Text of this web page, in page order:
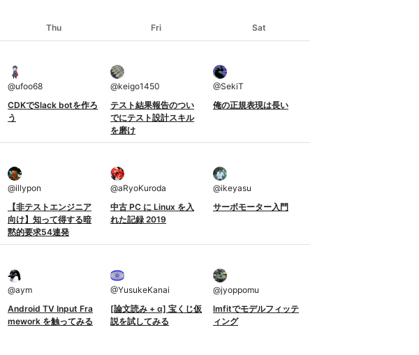
Thu Fri Sat
@ufoo68
CDKでSlack botを作ろ
う
@keigo1450
テスト結果報告のつい
でにテスト設計スキル
を磨け
@SekiT
俺の正規表現は長い
@illypon
【非テストエンジニア
向け】知って得する暗
黙的要求54連発
@aRyoKuroda
中古 PC に Linux を入
れた記録 2019
@ikeyasu
サーボモーター入門
@aym
Android TV Input Fra
mework を触ってみる
@YusukeKanai
[論文読み + α] 宝くじ仮
説を試してみる
@jyoppomu
lmfitでモデルフィッテ
ィング